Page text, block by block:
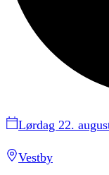
Lørdag 22.
Vestby